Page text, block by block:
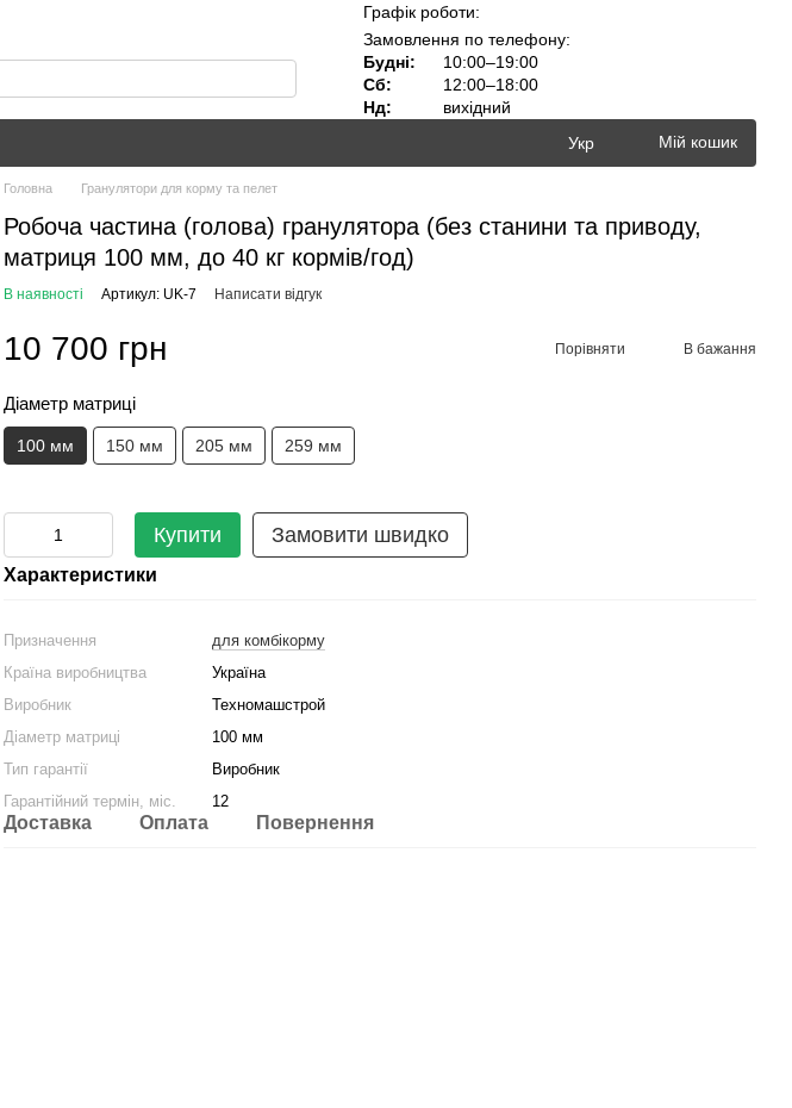
Графік роботи:
Замовлення по телефону:
Будні:
10:00–19:00
Сб:
12:00–18:00
Нд:
вихідний
Укр Мій кошик
Головна Гранулятори для корму та пелет
Робоча частина (голова) гранулятора (без станини та приводу,
матриця 100 мм, до 40 кг кормів/год)
В наявності Артикул: UK-7 Написати відгук
10 700 грн Порівняти В бажання
Діаметр матриці
100 мм 150 мм 205 мм 259 мм
Купити Замовити швидко
Характеристики
Призначення
для комбікорму
Країна виробництва
Україна
Виробник
Техномашстрой
Діаметр матриці
100 мм
Тип гарантії
Виробник
Гарантійний термін, міс.
12
Доставка Оплата Повернення